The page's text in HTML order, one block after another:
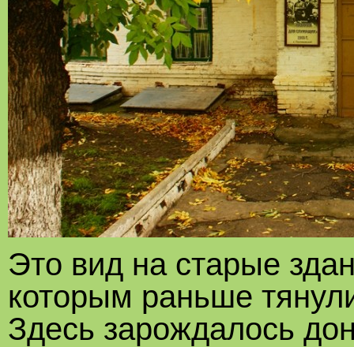
Это вид на старые
которым раньше
Здесь зарождалось